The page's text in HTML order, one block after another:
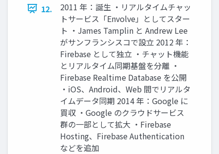
12.
2011 年：誕生 ・リアルタイムチャッ
トサービス「Envolve」としてスター
ト ・James Tamplin と Andrew Lee
がサンフランシスコで設立 2012 年：
Firebase として独立 ・チャット機能
とリアルタイム同期基盤を分離 ・
Firebase Realtime Database を公開
・iOS、Android、Web 間でリアルタ
イムデータ同期 2014 年：Google に
買収 ・Google のクラウドサービス
群の一部として拡大 ・Firebase
Hosting、Firebase Authentication
などを追加